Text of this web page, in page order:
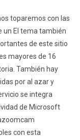
toparemos con las
un El tema también
de este sitio
mayores de 16
También hay
por al azar y
se integra
de Microsoft
con esta